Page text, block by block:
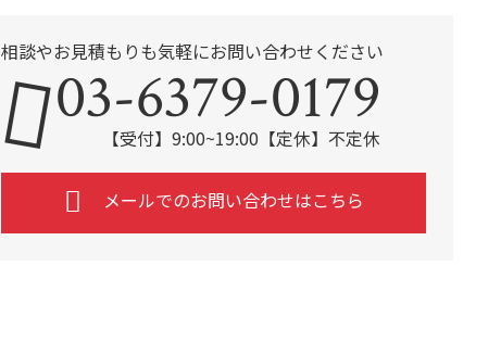
相談やお見積もりも気軽にお問い合わせください
03-6379-0179
【受付】9:00~19:00【定休】不定休
メールでのお問い合わせはこちら